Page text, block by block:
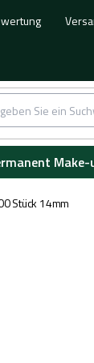
Make-
Stück 14mm